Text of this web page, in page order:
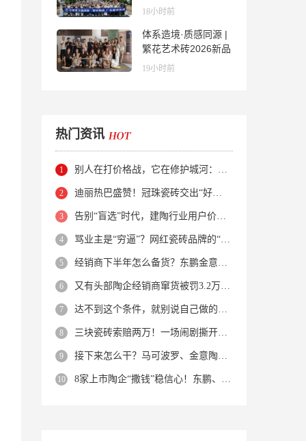
进阶ROI长效变现新
18小时前
体系造境·质感同源 |
繁花艺术砖2026新品
发布媒体见面会圆满
19小时前
热门资讯
别人在打价格战，它在修护城河：新明珠岩板的逆势密码
迪丽热巴盛赞！冠珠瓷砖交出“好房子”的标准答卷
告别“盲选”时代，建陶行业用户价值正在被改写！
骂业主是“穷逼”？网红瓷砖品牌的“真实面目”被揭开了！
经销商下半年怎么备货？东鹏金意陶马可波罗等10大品牌集体亮剑
又有头部陶企经销商窜货被罚3.2万！品牌区域保护岌岌可危？
达不到这个条件，就别说自己做的是质感砖！
三块瓷砖索赔两万！一场闹剧撕开了装修“碰瓷”的遮羞布
接下来怎么干？马可波罗、金意陶、蒙娜丽莎、箭牌、欧神诺、宏宇…
8家上市陶企“撒钱”稳信心！东鹏、蒙娜丽莎等启动回购增持